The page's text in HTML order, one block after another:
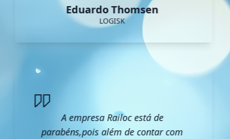
Eduardo Thomsen
LOGISK
A empresa Railoc está de
parabéns,pois além de contar com